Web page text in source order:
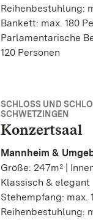
Reihenbestuhlung:
Bankett: max. 180
Parlamentarische
120 Personen
SCHLOSS UND
SCHWETZINGEN
Konzertsaal
Mannheim &
Größe: 247m² |
Klassisch & elegant
Stehempfang: max.
Reihenbestuhlung: